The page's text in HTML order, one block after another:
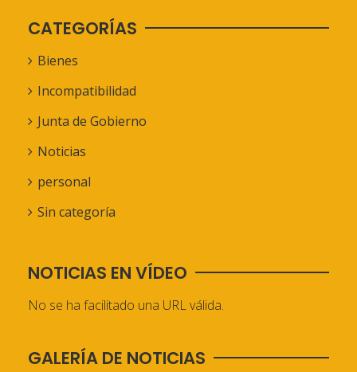
CATEGORÍAS
Bienes
Incompatibilidad
Junta de Gobierno
Noticias
personal
Sin categoría
NOTICIAS EN VÍDEO
No se ha facilitado una URL válida.
GALERÍA DE NOTICIAS